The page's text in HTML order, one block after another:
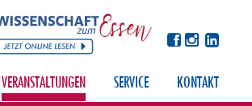
VERANSTALTUNGEN SERVICE KONTAKT